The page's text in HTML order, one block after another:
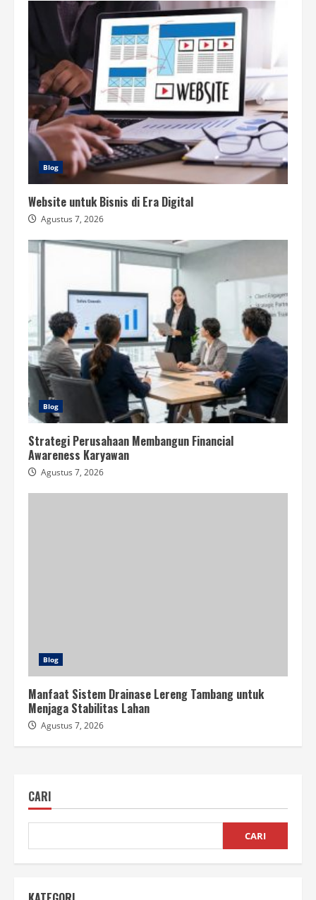
Blog
Website untuk Bisnis di Era Digital
Agustus 7, 2026
Blog
Strategi Perusahaan Membangun Financial
Awareness Karyawan
Agustus 7, 2026
Blog
Manfaat Sistem Drainase Lereng Tambang untuk
Menjaga Stabilitas Lahan
Agustus 7, 2026
CARI
CARI